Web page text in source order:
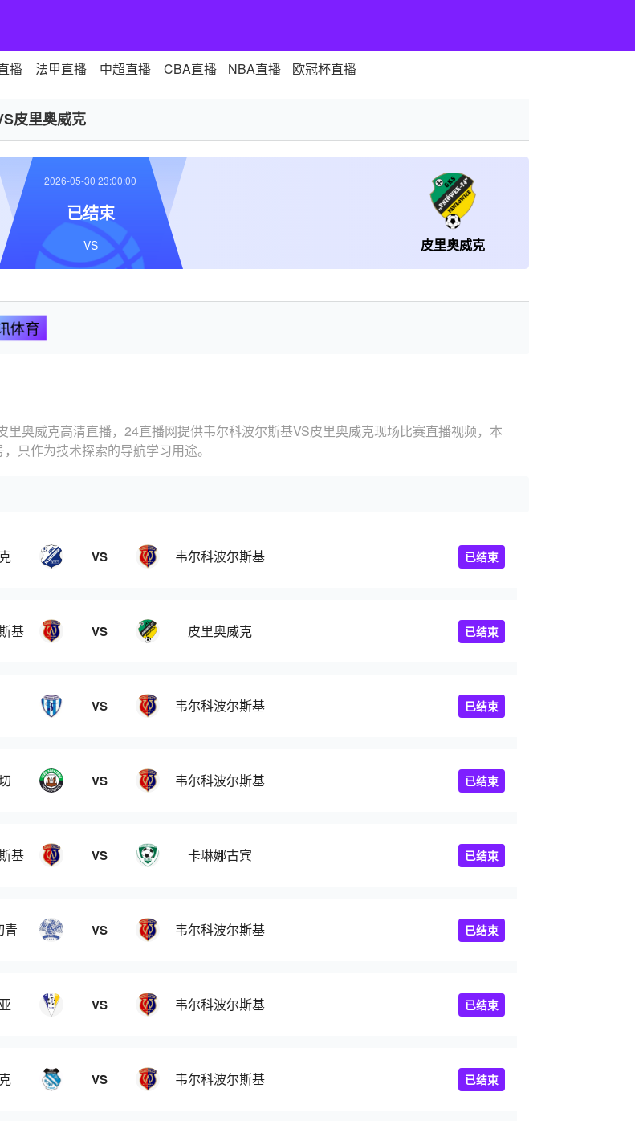
播 法甲直播 中超直播 CBA直播 NBA直播 欧冠杯直播
皮里奥威克
皮里奥威克
2026-05-30 23:00:00
已结束
VS
体育
奥威克高清直播，24直播网提供韦尔科波尔斯基VS皮里奥威克现场比赛直播视频，本
只作为技术探索的导航学习用途。
VS 韦尔科波尔斯基 已结束
基 VS 皮里奥威克 已结束
VS 韦尔科波尔斯基 已结束
VS 韦尔科波尔斯基 已结束
基 VS 卡琳娜古宾 已结束
青 VS 韦尔科波尔斯基 已结束
VS 韦尔科波尔斯基 已结束
VS 韦尔科波尔斯基 已结束